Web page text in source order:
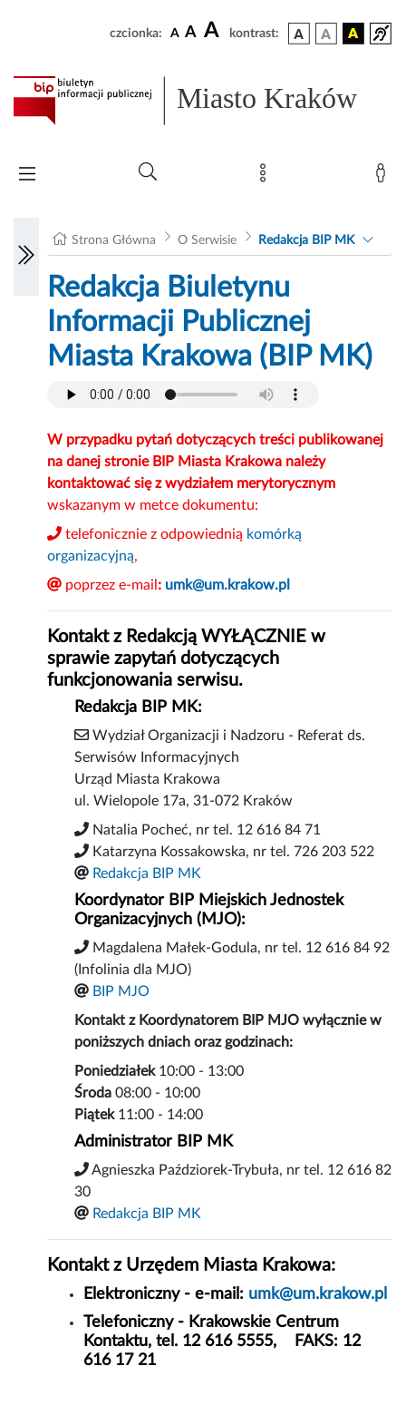
czcionka: A A A kontrast:
Miasto Kraków
Strona Główna O Serwisie Redakcja BIP MK
Redakcja Biuletynu
Informacji Publicznej
Miasta Krakowa (BIP MK)
W przypadku pytań dotyczących treści publikowanej
na danej stronie BIP Miasta Krakowa należy
kontaktować się z wydziałem merytorycznym
wskazanym w metce dokumentu:
telefonicznie z odpowiednią komórką
organizacyjną,
poprzez e-mail : umk@um.krakow.pl
Kontakt z Redakcją WYŁĄCZNIE w
sprawie zapytań dotyczących
funkcjonowania serwisu.
Redakcja BIP MK:
Wydział Organizacji i Nadzoru - Referat ds.
Serwisów Informacyjnych
Urząd Miasta Krakowa
ul. Wielopole 17a, 31-072 Kraków
Natalia Pocheć, nr tel. 12 616 84 71
Katarzyna Kossakowska, nr tel. 726 203 522
Redakcja BIP MK
Koordynator BIP Miejskich Jednostek
Organizacyjnych (MJO):
Magdalena Małek-Godula, nr tel. 12 616 84 92
(Infolinia dla MJO)
BIP MJO
Kontakt z Koordynatorem BIP MJO wyłącznie w
poniższych dniach oraz godzinach:
Poniedziałek10:00 - 13:00
Środa 08:00 - 10:00
Piątek11:00 - 14:00
Administrator BIP MK
Agnieszka Paździorek-Trybuła, nr tel. 12 616 82
30
Redakcja BIP MK
Kontakt z Urzędem Miasta Krakowa:
Elektroniczny - e-mail: umk@um.krakow.pl
Telefoniczny - Krakowskie Centrum
Kontaktu, tel. 12 616 5555, FAKS: 12
616 17 21